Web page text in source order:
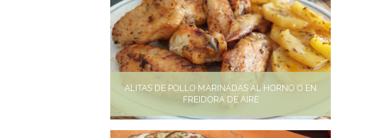
ALITAS DE POLLO MARINADAS AL HORNO O EN
FREIDORA DE AIRE